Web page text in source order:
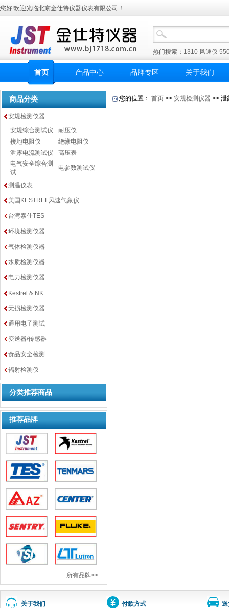
您好!欢迎光临北京金仕特仪器仪表有限公司！
热门搜索： 1310 风速仪
首页 产品中心 品牌专区 关于我们
商品分类
安规检测仪器
安规综合测试仪
耐压仪
接地电阻仪
绝缘电阻仪
泄露电流测试仪
高压表
电气安全综合测
试
电参数测试仪
测温仪表
美国KESTREL风速气象仪
台湾泰仕TES
环境检测仪器
气体检测仪器
水质检测仪器
电力检测仪器
Kestrel & NK
无损检测仪器
通用电子测试
变送器/传感器
食品安全检测
辐射检测仪
分类推荐商品
推荐品牌
所有品牌>>
您的位置： 首页 >> 安规检测仪器 >> 泄
关于我们
付款方式